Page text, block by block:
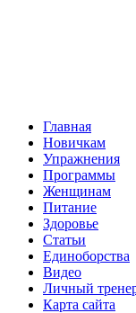
Главная
Новичкам
Упражнения
Программы
Женщинам
Питание
Здоровье
Статьи
Единоборства
Видео
Личный
Карта сайта